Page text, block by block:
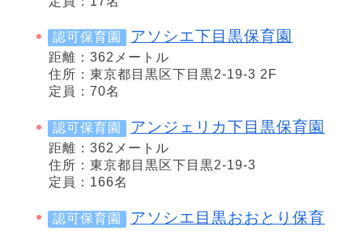
認可保育園 アソシエ下目黒保育園
距離：362メートル
住所：東京都目黒区下目黒2-19-3 2F
定員：70名
認可保育園 アンジェリカ下目黒保育園
距離：362メートル
住所：東京都目黒区下目黒2-19-3
定員：166名
認可保育園
アソシエ目黒おおとり保育